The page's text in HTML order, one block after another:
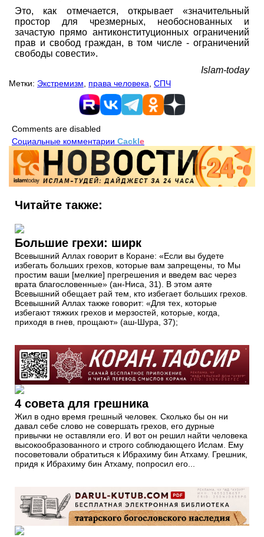
Это, как отмечается, открывает «значительный
простор для чрезмерных, необоснованных и
зачастую прямо антиконституционных ограничений
прав и свобод граждан, в том числе - ограничений
свободы совести».
Islam-today
Метки: Экстремизм права человека СПЧ
Comments are disabled
Социальные комментарии Cackle
Читайте также:
Большие грехи: ширк
Всевышний Аллах говорит в Коране: «Если вы будете
избегать больших грехов, которые вам запрещены, то Мы
простим ваши [мелкие] прегрешения и введем вас через
врата благословенные» (ан-Ниса, 31). В этом аяте
Всевышний обещает рай тем, кто избегает больших грехов.
Всевышний Аллах также говорит: «Для тех, которые
избегают тяжких грехов и мерзостей, которые, когда,
приходя в гнев, прощают» (аш-Шура, 37);
4 совета для грешника
Жил в одно время грешный человек. Сколько бы он ни
давал себе слово не совершать грехов, его дурные
привычки не оставляли его. И вот он решил найти человека
высокообразованного и строго соблюдающего Ислам. Ему
посоветовали обратиться к Ибрахиму бин Атхаму. Грешник,
придя к Ибрахиму бин Атхаму, попросил его...